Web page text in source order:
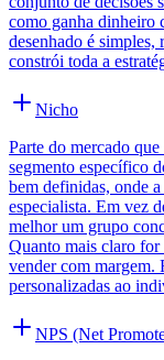
como ganha dinheiro
desenhado é simples,
constrói toda a
Nicho
Parte do mercado
segmento específico
bem definidas, onde
especialista. Em vez
melhor um grupo
Quanto mais claro
vender com margem.
personalizadas ao
NPS (Net